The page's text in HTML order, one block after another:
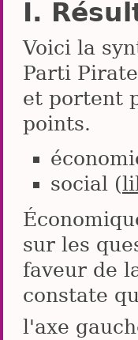
Voici la
Parti
et portent
points.
social (
sur les
faveur de
constate
l'axe